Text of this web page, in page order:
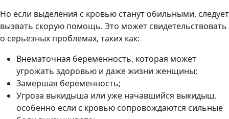
Но если выделения с кровью станут обильными, следует
вызвать скорую помощь. Это может свидетельствовать
о серьезных проблемах, таких как:
Внематочная беременность, которая может
угрожать здоровью и даже жизни женщины;
Замершая беременность;
Угроза выкидыша или уже начавшийся выкидыш,
особенно если с кровью сопровождаются сильные